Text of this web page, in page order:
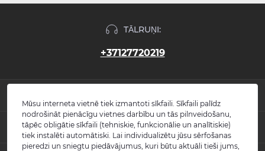
TĀLRUŅI:
+37127720219
Jaunumi
Atsauksmes
Kontakti
POPULĀRS
Mūsu interneta vietnē tiek izmantoti sīkfaili. Sīkfaili palīdz
nodrošināt pienācīgu vietnes darbību un tās pilnveidošanu,
tāpēc obligātie sīkfaili (tehniskie, funkcionālie un analītiskie)
tiek instalēti automātiski. Lai individualizētu jūsu sērfošanas
pieredzi un sniegtu piedāvājumus, kuri būtu aktuāli tieši jums,